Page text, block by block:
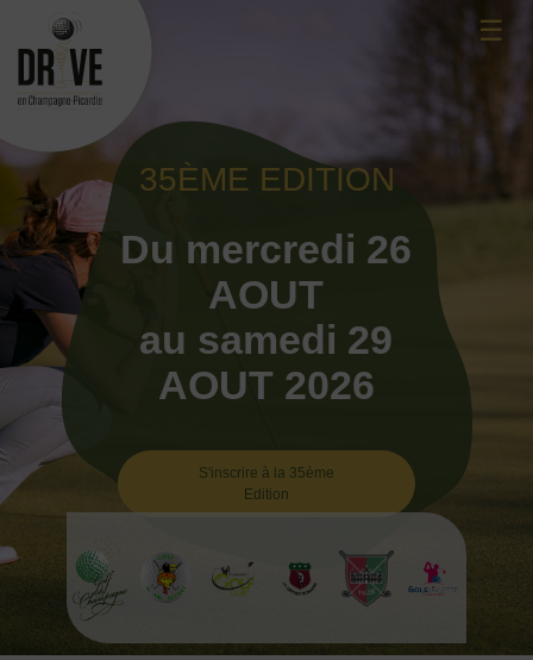
content
☰
35ÈME EDITION
Du mercredi 26
AOUT
au samedi 29
AOUT 2026
S'inscrire à la 35ème
Edition